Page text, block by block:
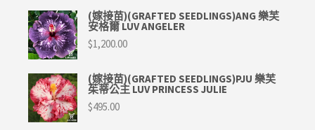
(嫁接苗)(GRAFTED SEEDLINGS)ANG 樂芙
安格爾 LUV ANGELER
$1,200.00
(嫁接苗)(GRAFTED SEEDLINGS)PJU 樂芙
茱蒂公主 LUV PRINCESS JULIE
$495.00